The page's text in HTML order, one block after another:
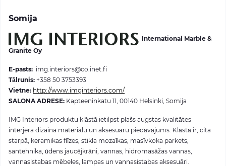
Somija
International Marble &
Granite Oy
E-pasts: img.interiors@co.inet.fi
Tālrunis: +358 50 3753393
Vietne: http://www.imginteriors.com/
SALONA ADRESE: Kapteeninkatu 11, 00140 Helsinki, Somija
IMG Interiors produktu klāstā ietilpst plašs augstas kvalitātes
interjera dizaina materiālu un aksesuāru piedāvājums. Klāstā ir, cita
starpā, keramikas flīzes, stikla mozaīkas, masīvkoka parkets,
santehnika, ūdens jaucējkrāni, vannas, hidromasāžas vannas,
vannasistabas mēbeles, lampas un vannasistabas aksesuāri.